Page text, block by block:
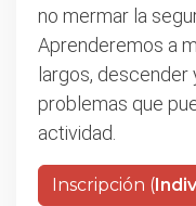
no mermar la
Aprenderemos a
largos, descender
problemas que
actividad.
Inscripción (